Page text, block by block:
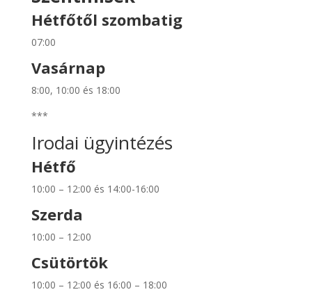
Hétfőtől szombatig
07:00
Vasárnap
8:00, 10:00 és 18:00
***
Irodai ügyintézés
Hétfő
10:00 – 12:00 és 14:00-16:00
Szerda
10:00 – 12:00
Csütörtök
10:00 – 12:00 és 16:00 – 18:00